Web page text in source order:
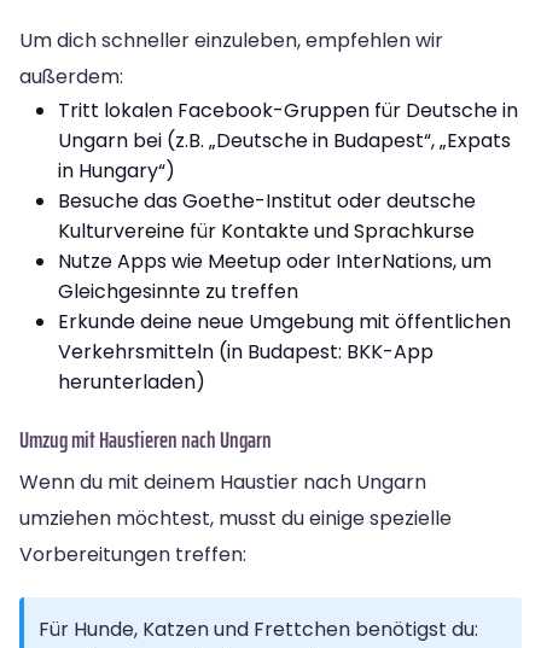
Um dich schneller einzuleben, empfehlen wir
außerdem:
Tritt lokalen Facebook-Gruppen für Deutsche in
Ungarn bei (z.B. „Deutsche in Budapest“, „Expats
in Hungary“)
Besuche das Goethe-Institut oder deutsche
Kulturvereine für Kontakte und Sprachkurse
Nutze Apps wie Meetup oder InterNations, um
Gleichgesinnte zu treffen
Erkunde deine neue Umgebung mit öffentlichen
Verkehrsmitteln (in Budapest: BKK-App
herunterladen)
Umzug mit Haustieren nach Ungarn
Wenn du mit deinem Haustier nach Ungarn
umziehen möchtest, musst du einige spezielle
Vorbereitungen treffen:
Für Hunde, Katzen und Frettchen benötigst du: